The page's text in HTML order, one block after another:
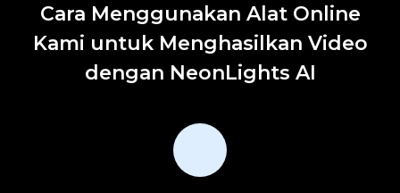
Cara Menggunakan Alat Online
Kami untuk Menghasilkan Video
dengan NeonLights AI